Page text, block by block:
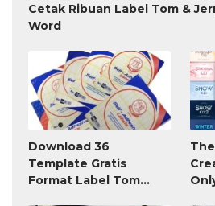
Cetak Ribuan Label Tom &
Word
Download 36
Template Gratis
Format Label Tom